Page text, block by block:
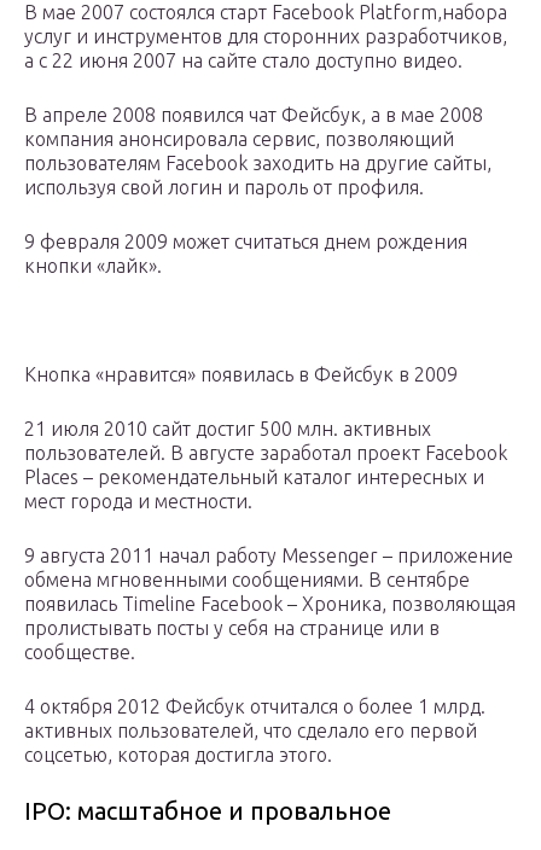
В мае 2007 состоялся старт Facebook Platform,набора
услуг и инструментов для сторонних разработчиков,
а с 22 июня 2007 на сайте стало доступно видео.
В апреле 2008 появился чат Фейсбук, а в мае 2008
компания анонсировала сервис, позволяющий
пользователям Facebook заходить на другие сайты,
используя свой логин и пароль от профиля.
9 февраля 2009 может считаться днем рождения
кнопки «лайк».
Кнопка «нравится» появилась в Фейсбук в 2009
21 июля 2010 сайт достиг 500 млн. активных
пользователей. В августе заработал проект Facebook
Places – рекомендательный каталог интересных и
мест города и местности.
9 августа 2011 начал работу Messenger – приложение
обмена мгновенными сообщениями. В сентябре
появилась Timeline Facebook – Хроника, позволяющая
пролистывать посты у себя на странице или в
сообществе.
4 октября 2012 Фейсбук отчитался о более 1 млрд.
активных пользователей, что сделало его первой
соцсетью, которая достигла этого.
IPO: масштабное и провальное